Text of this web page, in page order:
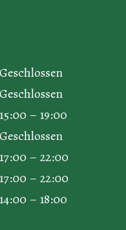
Geschlossen
Geschlossen
15:00 – 19:00
Geschlossen
17:00 – 22:00
17:00 – 22:00
14:00 – 18:00